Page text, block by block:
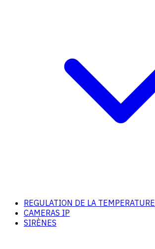
REGULATION DE LA TEMPERATURE
CAMERAS IP
SIRÈNES